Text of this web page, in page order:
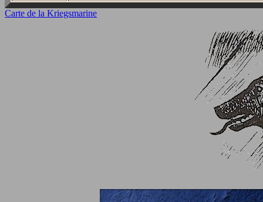
Carte de la Kriegsmarine